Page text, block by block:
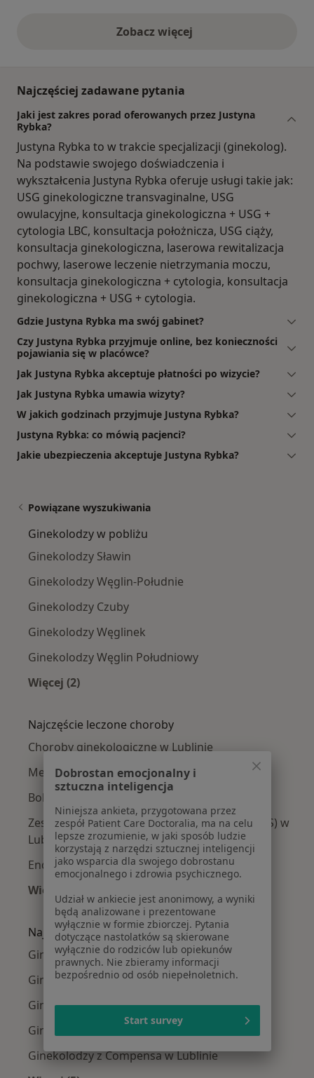
Zobacz więcejopinie powyżej
Najczęściej zadawane pytania
Jaki jest zakres porad oferowanych przez Justyna
Rybka?
Justyna Rybka to w trakcie specjalizacji (ginekolog).
Na podstawie swojego doświadczenia i
wykształcenia Justyna Rybka oferuje usługi takie jak:
USG ginekologiczne transvaginalne, USG
owulacyjne, konsultacja ginekologiczna + USG +
cytologia LBC, konsultacja położnicza, USG ciąży,
konsultacja ginekologiczna, laserowa rewitalizacja
pochwy, laserowe leczenie nietrzymania moczu,
konsultacja ginekologiczna + cytologia, konsultacja
ginekologiczna + USG + cytologia.
Gdzie Justyna Rybka ma swój gabinet?
Czy Justyna Rybka przyjmuje online, bez konieczności
pojawiania się w placówce?
Jak Justyna Rybka akceptuje płatności po wizycie?
Jak Justyna Rybka umawia wizyty?
W jakich godzinach przyjmuje Justyna Rybka?
Justyna Rybka: co mówią pacjenci?
Jakie ubezpieczenia akceptuje Justyna Rybka?
Powiązane wyszukiwania
Ginekolodzy w pobliżu
Ginekolodzy Sławin
Ginekolodzy Węglin-Południe
Ginekolodzy Czuby
Ginekolodzy Węglinek
Ginekolodzy Węglin Południowy
Więcej (2)
Najczęście leczone choroby
Choroby ginekologiczne w Lublinie
Menopauza w Lublinie
Bolesne miesiączkowanie w Lublinie
Zespół policystycznych jajników (PCOS / PMOS) w
Lublinie
Endometrioza w Lublinie
Więcej (15)
Więcej w kategorii: Najczęście leczone
Najpopularniejsze ubezpieczenia
Ginekolodzy z PZU Zdrowie w Lublinie
Ginekolodzy z POLMED w Lublinie
Ginekolodzy z Medicover w Lublinie
Ginekolodzy z Enel-med w Lublinie
Ginekolodzy z Compensa w Lublinie
Dobrostan emocjonalny i
sztuczna inteligencja
Niniejsza ankieta, przygotowana przez
zespół Patient Care Doctoralia, ma na celu
lepsze zrozumienie, w jaki sposób ludzie
korzystają z narzędzi sztucznej inteligencji
jako wsparcia dla swojego dobrostanu
emocjonalnego i zdrowia psychicznego.
Udział w ankiecie jest anonimowy, a wyniki
będą analizowane i prezentowane
wyłącznie w formie zbiorczej. Pytania
dotyczące nastolatków są skierowane
wyłącznie do rodziców lub opiekunów
prawnych. Nie zbieramy informacji
bezpośrednio od osób niepełnoletnich.
Start survey